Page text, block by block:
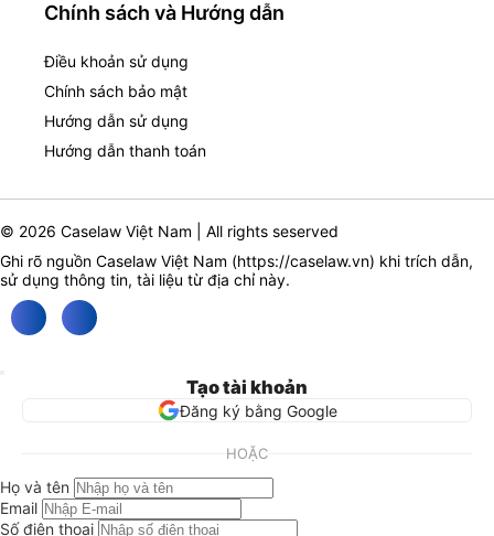
Chính sách và Hướng dẫn
Điều khoản sử dụng
Chính sách bảo mật
Hướng dẫn sử dụng
Hướng dẫn thanh toán
© 2026 Caselaw Việt Nam | All rights seserved
Ghi rõ nguồn Caselaw Việt Nam (https://caselaw.vn) khi trích dẫn,
sử dụng thông tin, tài liệu từ địa chỉ này.
Tạo tài khoản
Đăng ký bằng Google
HOẶC
Họ và tên
Email
Số điện thoại